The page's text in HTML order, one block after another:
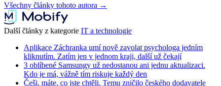
Všechny články tohoto autora →
Další články z kategorie IT a technologie
Aplikace Záchranka umí nově zavolat psychologa jedním
kliknutím. Zatím jen v jednom kraji, další už čekají
3 oblíbené Samsungy už nedostanou ani jednu aktualizaci.
Kdo je má, vážně tím riskuje každý den
Češi, máte, co jste chtěli. Temu zničilo českého dodavatele